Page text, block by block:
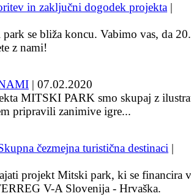
in zaključni dogodek projekta |
se bliža koncu. Vabimo vas, da
z nami!
| 07.02.2020
MITSKI PARK smo skupaj z
pripravili zanimive igre...
čezmejna turistična destinaci |
projekt Mitski park, ki se financira
V-A Slovenija - Hrvaška.